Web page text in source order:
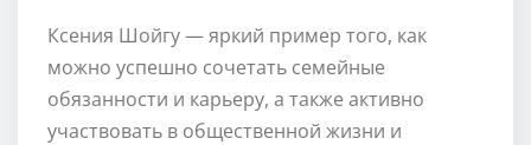
Ксения Шойгу — яркий пример того, как
можно успешно сочетать семейные
обязанности и карьеру, а также активно
участвовать в общественной жизни и